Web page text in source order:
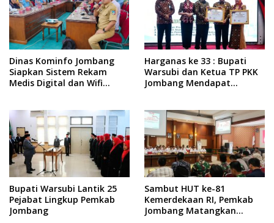
Dinas Kominfo Jombang
Siapkan Sistem Rekam
Medis Digital dan Wifi
Harganas ke 33 : Bupati
Warsubi dan Ketua TP PKK
Jombang Mendapat
Bupati Warsubi Lantik 25
Pejabat Lingkup Pemkab
Jombang
Sambut HUT ke-81
Kemerdekaan RI, Pemkab
Jombang Matangkan